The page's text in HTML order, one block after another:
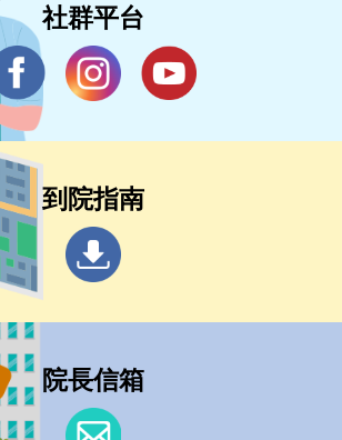
社群平台
到院指南
院長信箱